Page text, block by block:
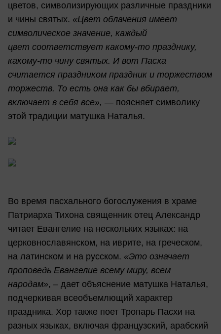
цветов, символизирующих различные праздники
и чины святых. «Цвет облачения имеет
символическое значение, каждый
цвет соответствует какому-то празднику,
какому-то чину святых. И вот Пасха
считается праздником праздник и торжеством
торжеств. То есть она как бы вбирает,
включает в себя все», — поясняет символику
этой традиции матушка Наталья.
Во время пасхального богослужения в храме
Патриарха Тихона священник отец Александр
читает Евангелие на нескольких языках: на
церковнославянском, на иврите, на греческом,
на латинском и на русском. «Это означает
проповедь Евангелие всему миру, всем
народам», – дает объяснение матушка Наталья,
подчеркивая всеобъемлющий характер
праздника. Хор также поет Тропарь Пасхи на
разных языках, включая французский, арабский